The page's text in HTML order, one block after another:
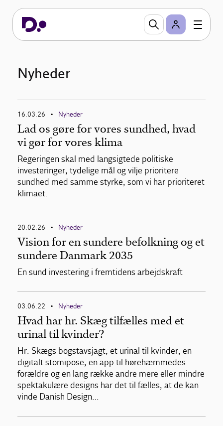
Nyheder
16.03.26 • Nyheder
Lad os gøre for vores sundhed, hvad
vi gør for vores klima
Regeringen skal med langsigtede politiske
investeringer, tydelige mål og vilje prioritere
sundhed med samme styrke, som vi har prioriteret
klimaet.
20.02.26 • Nyheder
Vision for en sundere befolkning og et
sundere Danmark 2035
En sund investering i fremtidens arbejdskraft
03.06.22 • Nyheder
Hvad har hr. Skæg tilfælles med et
urinal til kvinder?
Hr. Skægs bogstavsjagt, et urinal til kvinder, en
digitalt stomipose, en app til hørehæmmedes
forældre og en lang række andre mere eller mindre
spektakulære designs har det til fælles, at de kan
vinde Danish Design…